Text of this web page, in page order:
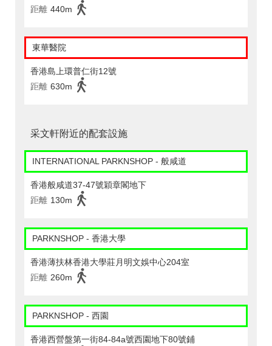
距離 440m
東華醫院
香港島上環普仁街12號
距離 630m
采文軒附近的配套設施
INTERNATIONAL PARKNSHOP - 般咸道
香港般咸道37-47號穎章閣地下
距離 130m
PARKNSHOP - 香港大學
香港薄扶林香港大學莊月明文娛中心204室
距離 260m
PARKNSHOP - 西園
香港西營盤第一街84-84a號西園地下80號鋪